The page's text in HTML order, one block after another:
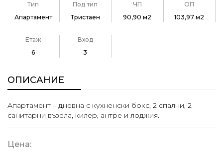
Тип
Апартамент
Под тип
Тристаен
ЧП
90,90 м2
ОП
103,97 м2
Етаж
6
Вход
3
ОПИСАНИЕ
Апартамент – дневна с кухненски бокс, 2 спални, 2
санитарни възела, килер, антре и лоджия.
Цена: